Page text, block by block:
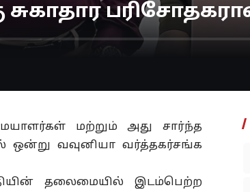
மற்றும் அது சார்ந்த
ஒன்று வவுனியா வர்த்தகர்சங்க
தலைமையில் இடம்பெற்ற